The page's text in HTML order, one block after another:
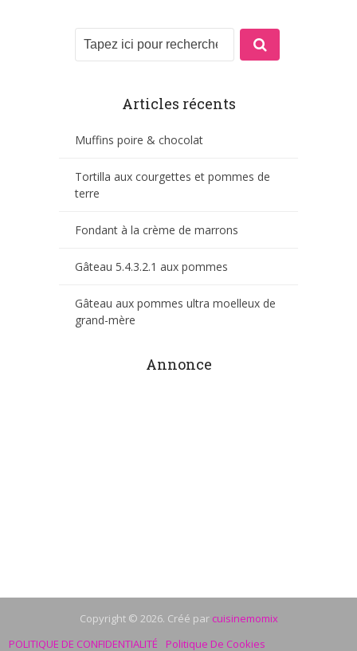
Articles récents
Muffins poire & chocolat
Tortilla aux courgettes et pommes de
terre
Fondant à la crème de marrons
Gâteau 5.4.3.2.1 aux pommes
Gâteau aux pommes ultra moelleux de
grand-mère
Annonce
Copyright © 2026. Créé par cuisinemomix
POLITIQUE DE CONFIDENTIALITÉ
Politique De Cookies